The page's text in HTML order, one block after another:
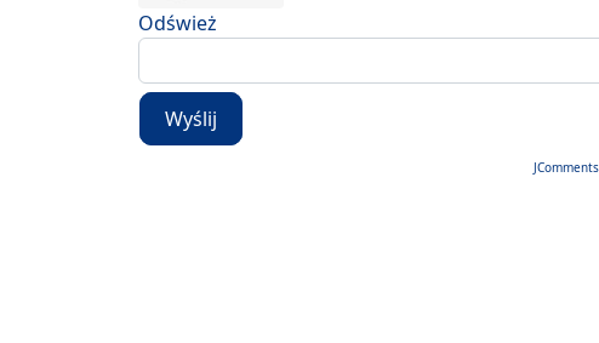
Odśwież
Wyślij
JComments